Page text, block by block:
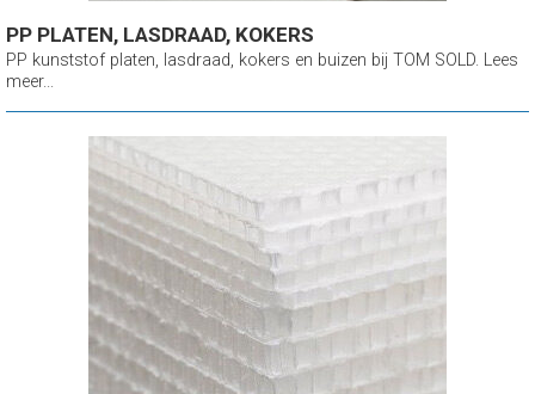
PP PLATEN, LASDRAAD, KOKERS
PP kunststof platen, lasdraad, kokers en buizen bij TOM SOLD. Lees
meer...